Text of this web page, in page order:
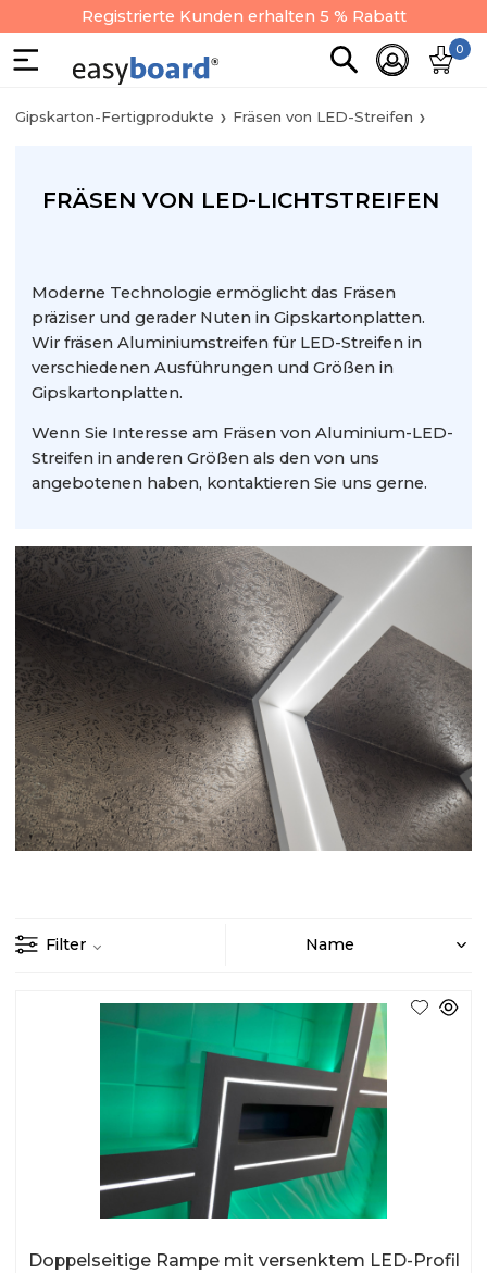
Registrierte Kunden erhalten 5 % Rabatt
0
Gipskarton-Fertigprodukte Fräsen von LED-Streifen
FRÄSEN VON LED-LICHTSTREIFEN
Moderne Technologie ermöglicht das Fräsen
präziser und gerader Nuten in Gipskartonplatten.
Wir fräsen Aluminiumstreifen für LED-Streifen in
verschiedenen Ausführungen und Größen in
Gipskartonplatten.
Wenn Sie Interesse am Fräsen von Aluminium-LED-
Streifen in anderen Größen als den von uns
angebotenen haben, kontaktieren Sie uns gerne.
Filter
Doppelseitige Rampe mit versenktem LED-Profil